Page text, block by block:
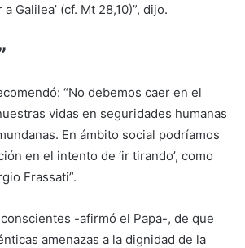
Galilea’ (cf. Mt 28,10)”, dijo.
“No debemos caer en el
vidas en seguridades humanas
En ámbito social podríamos
en el intento de ‘ir tirando’, como
Frassati”.
-afirmó el Papa-, de que
amenazas a la dignidad de la